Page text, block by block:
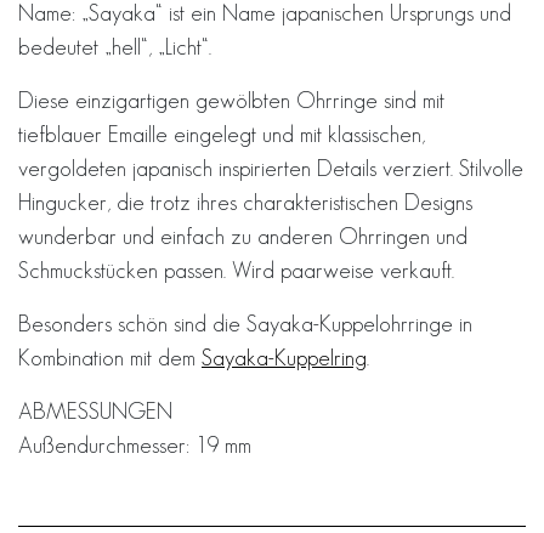
Name: „Sayaka“ ist ein Name japanischen Ursprungs und
bedeutet „hell“, „Licht“.
Diese einzigartigen gewölbten Ohrringe sind mit
tiefblauer Emaille eingelegt und mit klassischen,
vergoldeten japanisch inspirierten Details verziert. Stilvolle
Hingucker, die trotz ihres charakteristischen Designs
wunderbar und einfach zu anderen Ohrringen und
Schmuckstücken passen. Wird paarweise verkauft.
Besonders schön sind die Sayaka-Kuppelohrringe in
Kombination mit dem Sayaka-Kuppelring
ABMESSUNGEN
Außendurchmesser: 19 mm